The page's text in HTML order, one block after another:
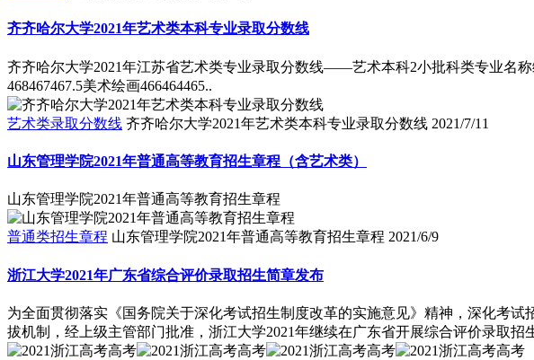
齐齐哈尔大学2021年艺术类本科专业录取分数线
齐齐哈尔大学2021年江苏省艺术类专业录取分数线――艺术本科2小批科类专业名
468467467.5美术绘画466464465..
艺术类录取分数线 齐齐哈尔大学2021年艺术类本科专业录取分数线 2021/7/11
山东管理学院2021年普通高等教育招生章程（含艺术类）
山东管理学院2021年普通高等教育招生章程
普通类招生章程 山东管理学院2021年普通高等教育招生章程 2021/6/9
浙江大学2021年广东省综合评价录取招生简章发布
为全面贯彻落实《国务院关于深化考试招生制度改革的实施意见》精神，深化考
拔机制，经上级主管部门批准，浙江大学2021年继续在广东省开展综合评价录取招